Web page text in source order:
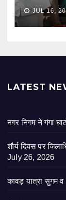
JUL 16,
LATEST
नगर निगम ने गंगा
शौर्य दिवस पर
July 26, 2026
कावड़ यात्रा सुगम व